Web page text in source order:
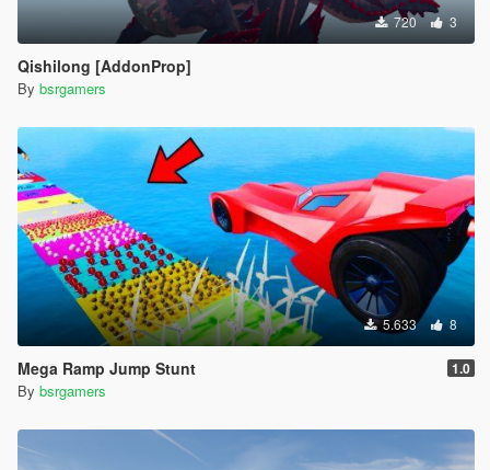
720 3
Qishilong [AddonProp]
By bsrgamers
5.633 8
Mega Ramp Jump Stunt 1.0
By bsrgamers